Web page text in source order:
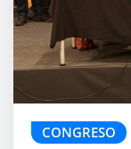
CONGRESO